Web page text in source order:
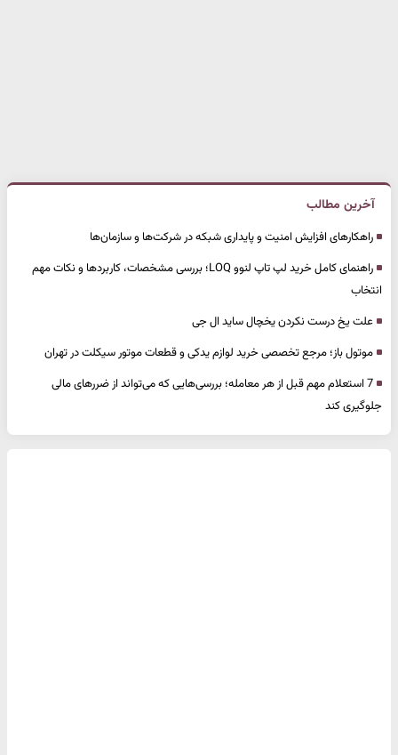
آخرین مطالب
راهکارهای افزایش امنیت و پایداری شبکه در شرکت‌ها و سازمان‌ها
راهنمای کامل خرید لپ تاپ لنوو LOQ؛ بررسی مشخصات، کاربردها و نکات مهم
انتخاب
علت یخ درست نکردن یخچال ساید ال جی
موتول باز؛ مرجع تخصصی خرید لوازم یدکی و قطعات موتور سیکلت در تهران
7 استعلام مهم قبل از هر معامله؛ بررسی‌هایی که می‌تواند از ضررهای مالی
جلوگیری کند